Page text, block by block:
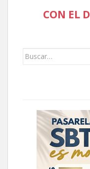
CON EL
Buscar: